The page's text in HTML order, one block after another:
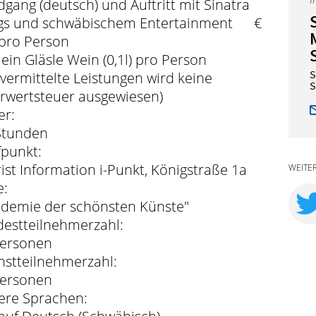
(deutsch) und Auftritt mit Sinatra
und schwäbischem Entertainment €
Person
Gläsle Wein (0,1l) pro Person
Leistungen wird keine
ausgewiesen)
Information i-Punkt, Königstraße 1a
der schönsten Künste"
Sprachen: